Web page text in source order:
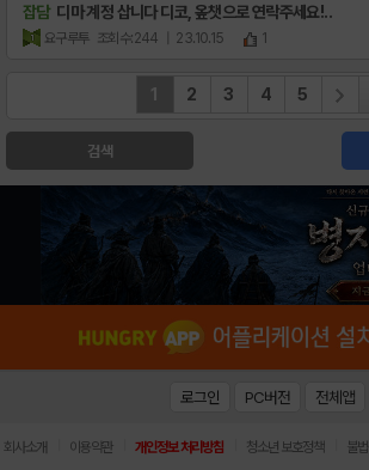
잡담 디마 계정 삽니다 디코, 옾챗으로 연락주세요!..
요구루투 조회수:244 | 23.10.15 1
1 2 3 4 5
검색
로그인 PC버전 전체앱
회사소개 이용약관 개인정보 처리방침 청소년 보호정책 불